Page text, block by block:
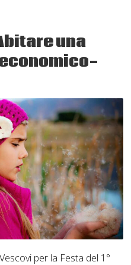
una
per la Festa del 1°